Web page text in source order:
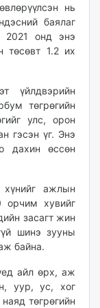
нь
баялаг
2021 онд энэ
төсөвт 1.2 их
үйлдвэрийн
төгрөгийн
улс, орон
гэсэн үг. Энэ
дахин өссөн
ажлын
орчим хувийг
засагт жин
шинэ зууны
байна.
айл өрх, аж
уур, ус, хог
төгрөгийн